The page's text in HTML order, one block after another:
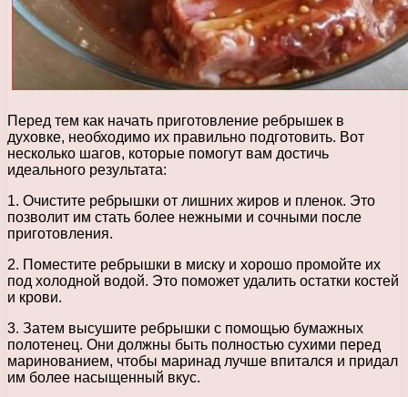
Перед тем как начать приготовление ребрышек в
духовке, необходимо их правильно подготовить. Вот
несколько шагов, которые помогут вам достичь
идеального результата:
1. Очистите ребрышки от лишних жиров и пленок. Это
позволит им стать более нежными и сочными после
приготовления.
2. Поместите ребрышки в миску и хорошо промойте их
под холодной водой. Это поможет удалить остатки костей
и крови.
3. Затем высушите ребрышки с помощью бумажных
полотенец. Они должны быть полностью сухими перед
маринованием, чтобы маринад лучше впитался и придал
им более насыщенный вкус.